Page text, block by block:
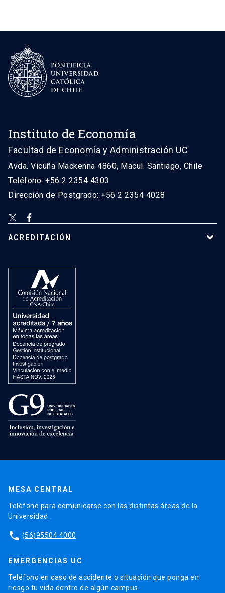
Instituto de Economía
Facultad de Economía y Administración UC
Avda. Vicuña Mackenna 4860, Macul. Santiago, Chile
Teléfono: +56 2 2354 4303
Dirección de Postgrado: +56 2 2354 4028
ACREDITACIÓN
MESA CENTRAL
Teléfono para comunicarse con las distintas áreas de la
Universidad.
phone (56)95504 4000
EMERGENCIAS UC
Teléfono en caso de accidente o situación que ponga en
riesgo tu vida dentro de algún campus.